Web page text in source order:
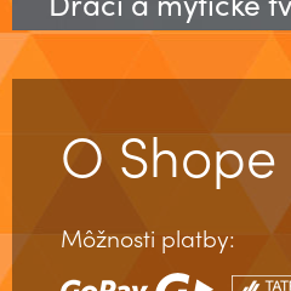
O Shope
Môžnosti platby: